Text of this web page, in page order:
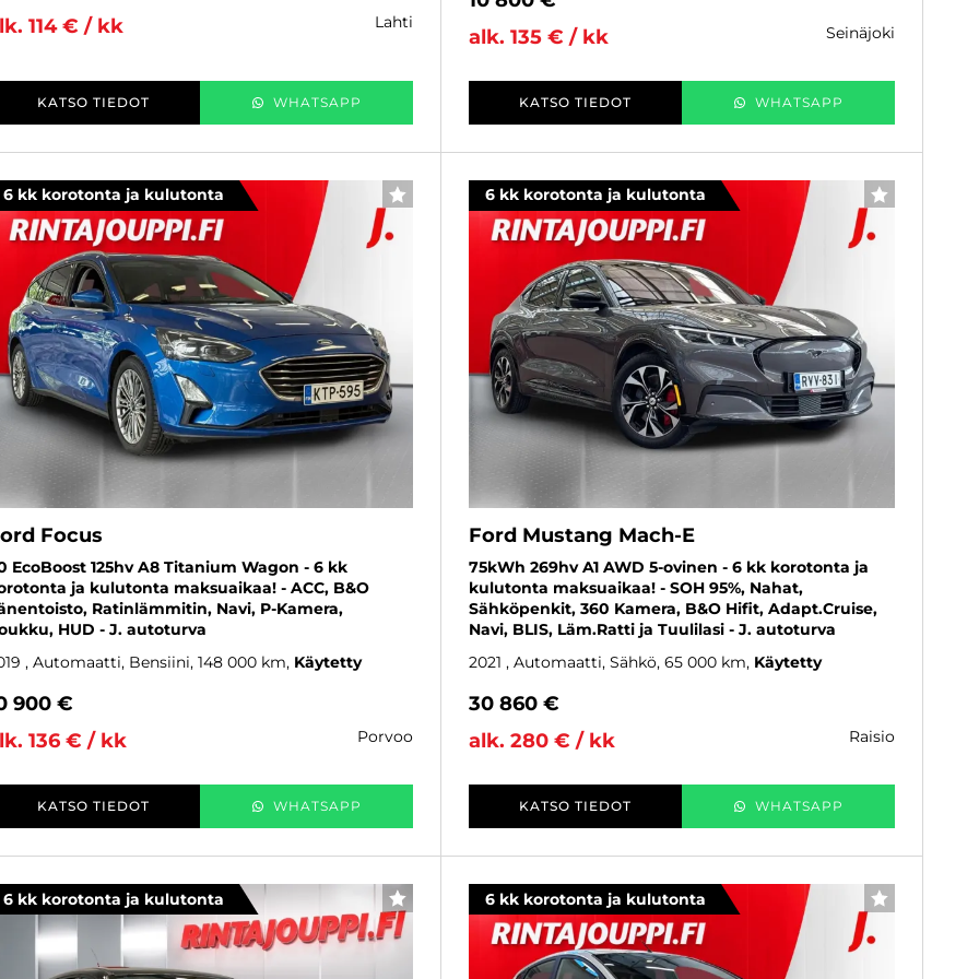
114 € / kk
lahti
KATSO TIEDOT WHATSAPP
alk. 135 € / kk
seinäjoki
KATSO TIEDOT WHATSAPP
6 kk korotonta ja kulutonta SUOSIKKI
Focus
EcoBoost 125hv A8 Titanium Wagon - 6 kk
ja kulutonta maksuaikaa! - ACC, B&O
Ratinlämmitin, Navi, P-Kamera,
HUD - J. autoturva
, Automaatti, Bensiini, 148 000 km Käytetty
900 €
136 € / kk
porvoo
KATSO TIEDOT WHATSAPP
6 kk korotonta ja kulutonta SUOSIKKI
Ford Mustang Mach-E
75kWh 269hv A1 AWD 5-ovinen - 6 kk korotonta ja
kulutonta maksuaikaa! - SOH 95%, Nahat,
Sähköpenkit, 360 Kamera, B&O Hifit, Adapt.Cruise,
Navi, BLIS, Läm.Ratti ja Tuulilasi - J. autoturva
2021 , Automaatti, Sähkö, 65 000 km Käytetty
30 860 €
alk. 280 € / kk
raisio
KATSO TIEDOT WHATSAPP
6 kk korotonta ja kulutonta SUOSIKKI 6 kk korotonta ja kulutonta SUOSIKKI